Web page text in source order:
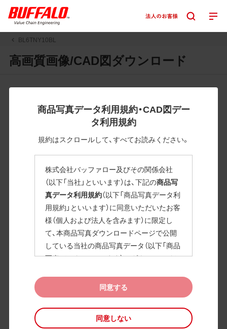
BL6TNY10BL
高画質画像/CAD図ダウンロード
商品写真データ利用規約・CAD図デー
タ利用規約
規約はスクロールして、すべてお読みください。
株式会社バッファロー及びその関係会社
（以下「当社」といいます）は、下記の商品写
真データ利用規約（以下「商品写真データ利
用規約」といいます）に同意いただいたお客
様（個人および法人を含みます）に限定し
て、本商品写真ダウンロードページで公開
している当社の商品写真データ（以下「商品
写真データ」といいます）のダウンロードお
また、当社は、下記のCAD図データ利用規約
（以下「CAD図データ利用規約」といいます）
に同意いただいたお客様に限定して、本CA
D図ダウンロードページで公開している当
同意する
同意しない
すと圧縮ファイルのダウンロードが始まります。
JPEG・EPSファイルにはパスが設定されています。画像編集
の際に便利です。PNG画像は原則として背景を透過したもの
を提供しています。
掲載データ「JPEG、PNG : 低解像度(RGBカラー)」 「EPS : 高
解像度(CMYKカラー)」
BL6TNY10BL
高画質画像